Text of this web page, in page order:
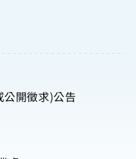
開徵求)公告